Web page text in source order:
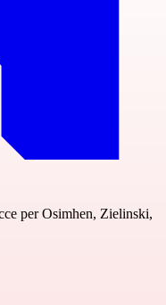
per Osimhen, Zielinski,